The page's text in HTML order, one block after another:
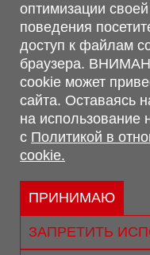
г. Минск, Минский р-н, п.
223062
г. Брест, ул. Лейтенанта
Обращаем Ваше
информация,
характеристик, цветовых
сервисного
не является публичной
Гражданского кодекса
Политика обработки
Политикой в отношении
оптимизации
поведения
доступ к файлам
браузера.
cookie может
сайта. Оставаясь
на использование
с Политикой в
cookie.
ПРИНИМАЮ
ЗАПРЕТИТЬ